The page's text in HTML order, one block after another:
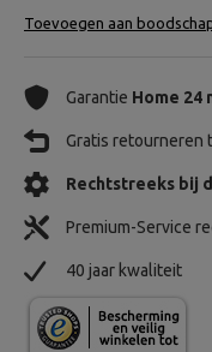
Toevoegen aan
Garantie Home 24
Gratis retourneren
Rechtstreeks bij
Premium-Service
40 jaar kwaliteit